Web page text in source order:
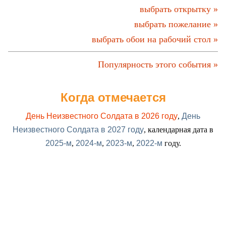
выбрать открытку »
выбрать пожелание »
выбрать обои на рабочий стол »
Популярность этого события »
Когда отмечается
День Неизвестного Солдата в 2026 году, День
Неизвестного Солдата в 2027 году, календарная дата в
2025-м, 2024-м, 2023-м, 2022-м году.